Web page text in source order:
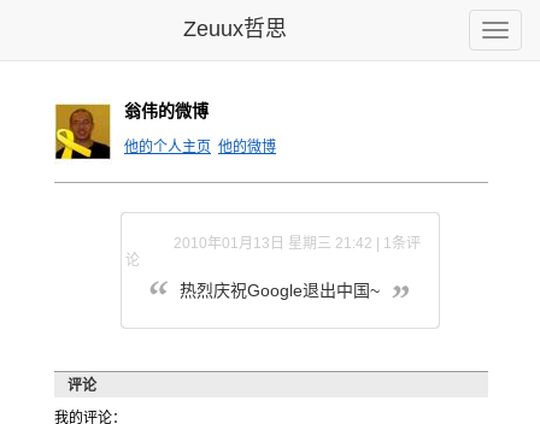
Toggle
Zeuux哲思
翁伟的微博
他的个人主页 他的微博
2010年01月13日 星期三 21:42 | 1条评
论
热烈庆祝Google退出中国~
评论
我的评论：